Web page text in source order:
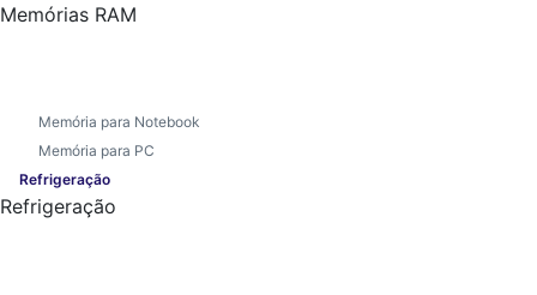
Memórias RAM
Memória para Notebook
Memória para PC
Refrigeração
Refrigeração